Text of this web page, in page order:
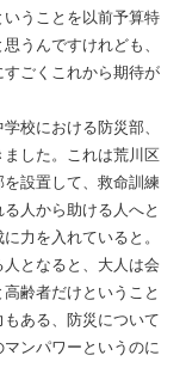
うことを以前予算特
うんですけれども、
ごくこれから期待が
校における防災部、
した。これは荒川区
設置して、救命訓練
人から助ける人へと
力を入れていると。
となると、大人は会
齢者だけということ
ある、防災について
ンパワーというのに